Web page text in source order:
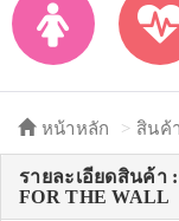
หน้าหลัก สินค้
รายละเอียดสินค้า
FOR THE WALL